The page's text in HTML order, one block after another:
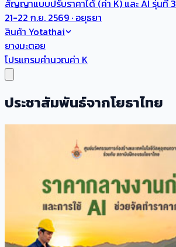
สัญญาแบบปรับราคาได้ (ค่า K) และ AI รุ่นที่ 3
21-22 ก.ย. 2569 · อยุธยา
สินค้า Yotathai
ยางมะตอย
โปรแกรมคำนวณค่า K
ประชาสัมพันธ์จากโยธาไทย